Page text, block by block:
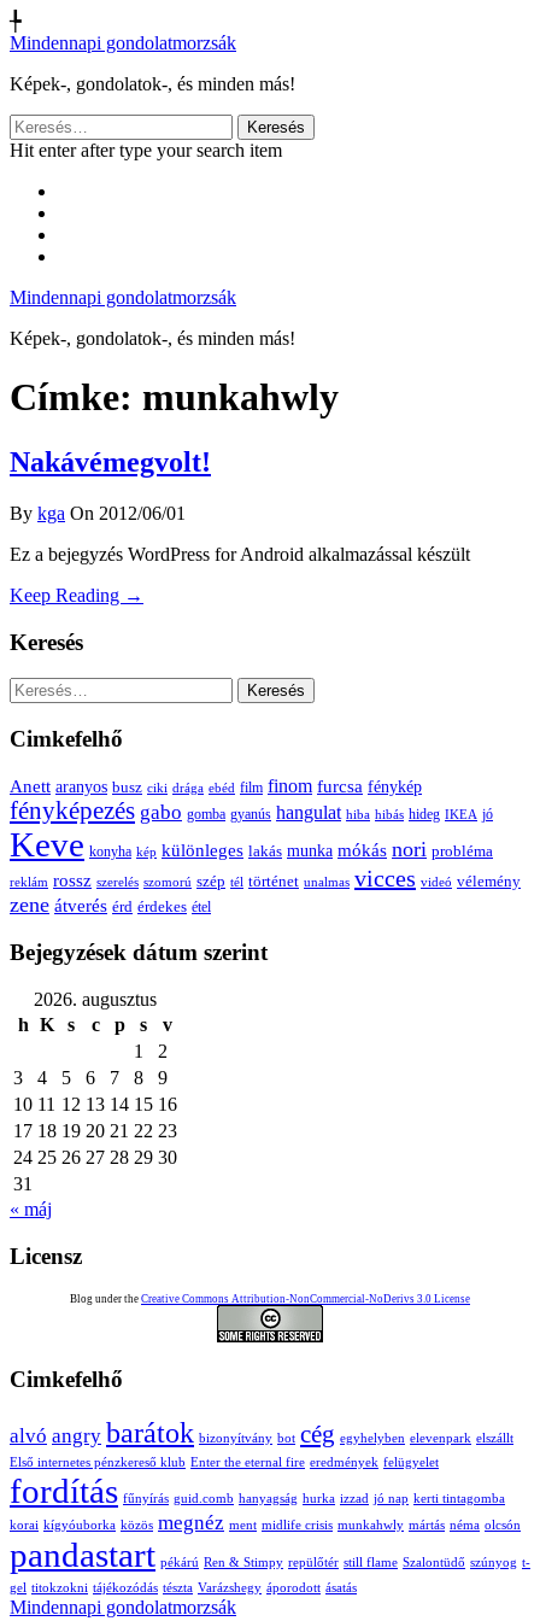
╄
Mindennapi gondolatmorzsák
Képek-, gondolatok-, és minden más!
Keresés:
Hit enter after type your search item
Mindennapi gondolatmorzsák
Képek-, gondolatok-, és minden más!
Címke: munkahwly
Nakávémegvolt!
By kga On 2012/06/01
Ez a bejegyzés WordPress for Android alkalmazással készült
Keep Reading →
Keresés
Keresés:
Cimkefelhő
Anett aranyos busz ciki drága ebéd film finom furcsa fénykép
fényképezés gabo gomba gyanús hangulat hiba hibás hideg IKEA jó
Keve konyha kép különleges lakás munka mókás nori probléma
reklám rossz szerelés szomorú szép tél történet unalmas vicces videó vélemény
zene átverés érd érdekes étel
Bejegyzések dátum szerint
2026. augusztus
h K s c p s
v
1
2
3
4 5 6 7 8
9
10 11 12 13 14 15 16
17 18 19 20 21 22 23
24 25 26 27 28 29 30
31
« máj
Licensz
Blog under the Creative Commons Attribution-NonCommercial-NoDerivs 3.0 License
Cimkefelhő
alvó angry barátok bizonyítvány bot cég egyhelyben elevenpark elszállt
Első internetes pénzkereső klub Enter the eternal fire eredmények felügyelet
fordítás fűnyírás guid.comb hanyagság hurka izzad jó nap kerti tintagomba
korai kígyóuborka közös megnéz ment midlife crisis munkahwly mártás néma olcsón
pandastart pékárú Ren & Stimpy repülőtér still flame Szalontüdő szúnyog t-
gel titokzokni tájékozódás tészta Varázshegy áporodott ásatás
Mindennapi gondolatmorzsák